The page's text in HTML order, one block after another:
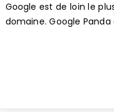
Google est de loin le
domaine. Google Panda